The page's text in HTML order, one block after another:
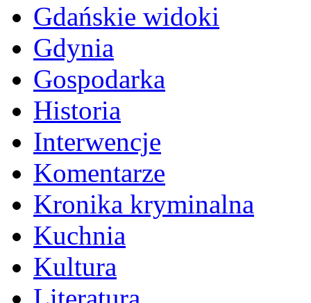
Gdańskie widoki
Gdynia
Gospodarka
Historia
Interwencje
Komentarze
Kronika kryminalna
Kuchnia
Kultura